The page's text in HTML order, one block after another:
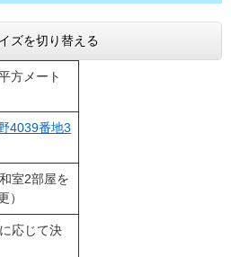
ズを切り替える
方メート
4039番地3
室2部屋を
）
応じて決